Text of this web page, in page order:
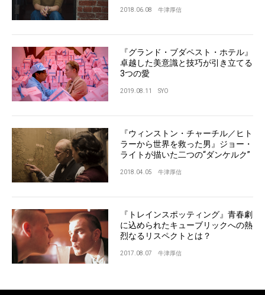
2018.06.08 牛津厚信
『グランド・ブダペスト・ホテル』
卓越した美意識と技巧が引き立てる
3つの愛
2019.08.11 SYO
『ウィンストン・チャーチル／ヒト
ラーから世界を救った男』ジョー・
ライトが描いた二つの“ダンケルク”
2018.04.05 牛津厚信
『トレインスポッティング』青春劇
に込められたキューブリックへの熱
烈なるリスペクトとは？
2017.08.07 牛津厚信